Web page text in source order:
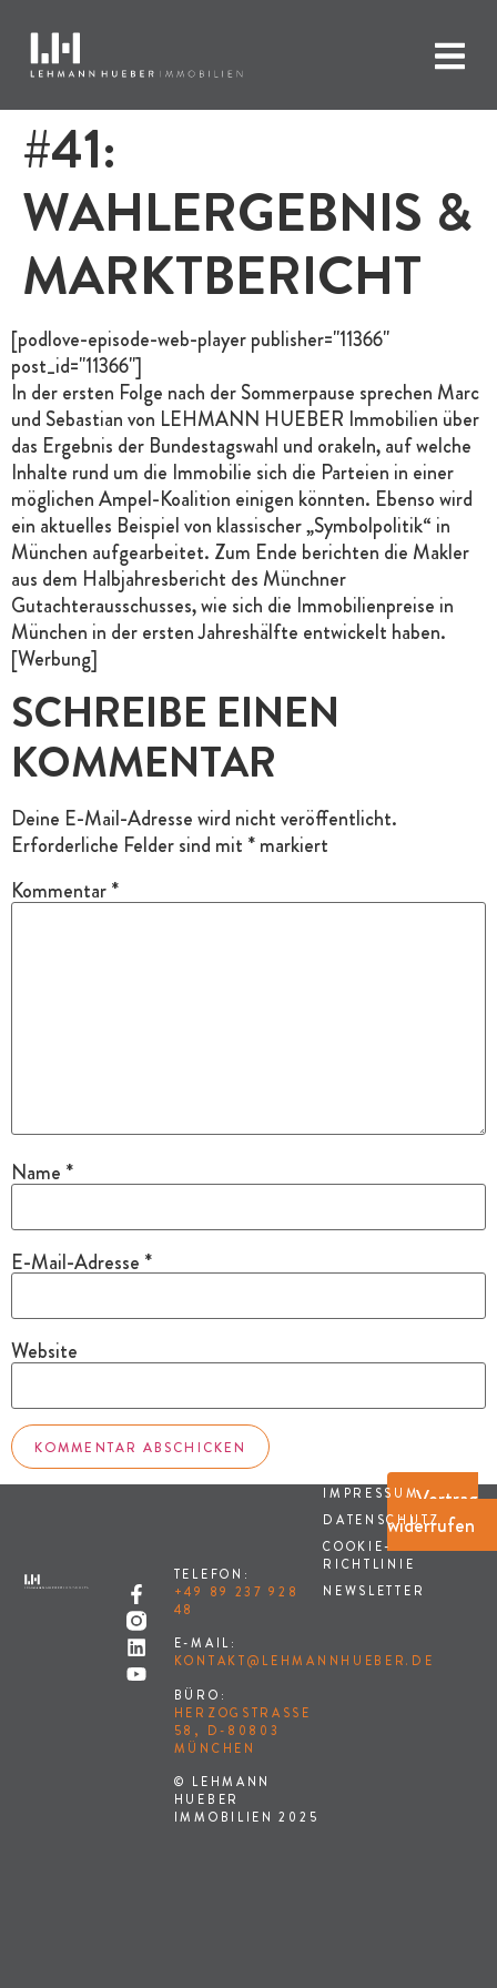
#41:
WAHLERGEBNIS &
MARKTBERICHT
[podlove-episode-web-player publisher="11366"
post_id="11366"]
In der ersten Folge nach der Sommerpause sprechen Marc
und Sebastian von LEHMANN HUEBER Immobilien über
das Ergebnis der Bundestagswahl und orakeln, auf welche
Inhalte rund um die Immobilie sich die Parteien in einer
möglichen Ampel-Koalition einigen könnten. Ebenso wird
ein aktuelles Beispiel von klassischer „Symbolpolitik“ in
München aufgearbeitet. Zum Ende berichten die Makler
aus dem Halbjahresbericht des Münchner
Gutachterausschusses, wie sich die Immobilienpreise in
München in der ersten Jahreshälfte entwickelt haben.
[Werbung]
SCHREIBE EINEN
KOMMENTAR
Deine E-Mail-Adresse wird nicht veröffentlicht.
Erforderliche Felder sind mit *markiert
Kommentar*
Name *
E-Mail-Adresse *
Website
TELEFON:
+49 89 237 928
48
E-MAIL:
KONTAKT@LEHMANNHUEBER.DE
BÜRO:
HERZOGSTRASSE 5
8, D-80803 M
ÜNCHEN
© LEHMANN
HUEBER
IMMOBILIEN 2025
IMPRESSUM
DATENSCHUTZ
COOKIE-
RICHTLINIE
NEWSLETTER
Vertrag
widerrufen